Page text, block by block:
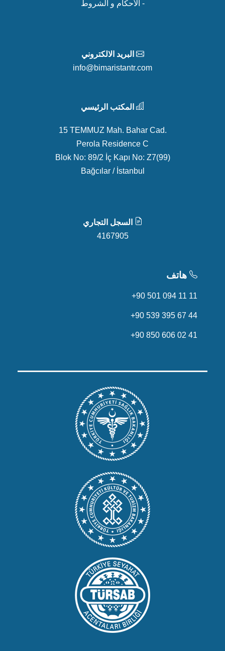
- الأحكام و الشروط
البريد الالكتروني
info@bimaristantr.com
المكتب الرئيسي
15 TEMMUZ Mah. Bahar Cad.
Perola Residence C
Blok No: 89/2 İç Kapı No: Z7(99)
Bağcılar / İstanbul
السجل التجاري
4167905
هاتف
+90 501 094 11 11
+90 539 395 67 44
+90 850 606 02 41